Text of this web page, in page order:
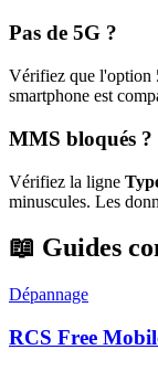
Pas de 5G ?
Vérifiez que l'option
smartphone est
MMS bloqués ?
Vérifiez la ligne
minuscules. Les
📖 Guides
Dépannage
RCS Free